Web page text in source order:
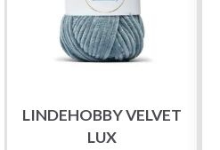
LINDEHOBBY VELVET
LUX